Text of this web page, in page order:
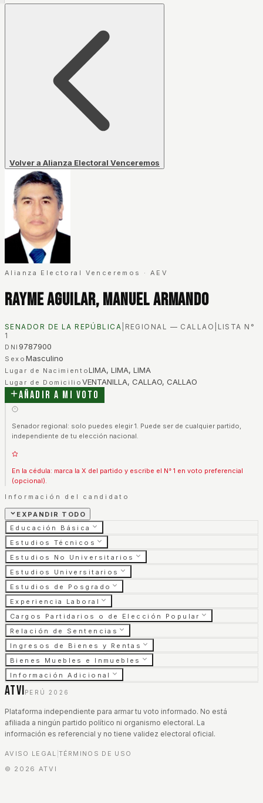
Volver a Alianza Electoral Venceremos
Alianza Electoral Venceremos ·AEV
Rayme Aguilar, Manuel Armando
SENADOR DE LA REPÚBLICA REGIONAL — CALLAO LISTA N°
1
DNI 9787900
Sexo Masculino
Lugar de NacimientoLIMA, LIMA, LIMA
Lugar de Domicilio VENTANILLA, CALLAO, CALLAO
Añadir a mi voto
Senador regional: solo puedes elegir 1. Puede ser de cualquier partido,
independiente de tu elección nacional.
En la cédula: marca la X del partido y escribe el N° 1 en voto preferencial
(opcional).
Información del candidato
EXPANDIR TODO
Educación Básica
Estudios Técnicos
Estudios No Universitarios
Estudios Universitarios
Estudios de Posgrado
Experiencia Laboral
Cargos Partidarios o de Elección Popular
Relación de Sentencias
Ingresos de Bienes y Rentas
Bienes Muebles e Inmuebles
Información Adicional
ATVI PERÚ 2026
Plataforma independiente para armar tu voto informado. No está
afiliada a ningún partido político ni organismo electoral. La
información es referencial y no tiene validez electoral oficial.
AVISO LEGAL TÉRMINOS DE USO
© 2026 ATVI